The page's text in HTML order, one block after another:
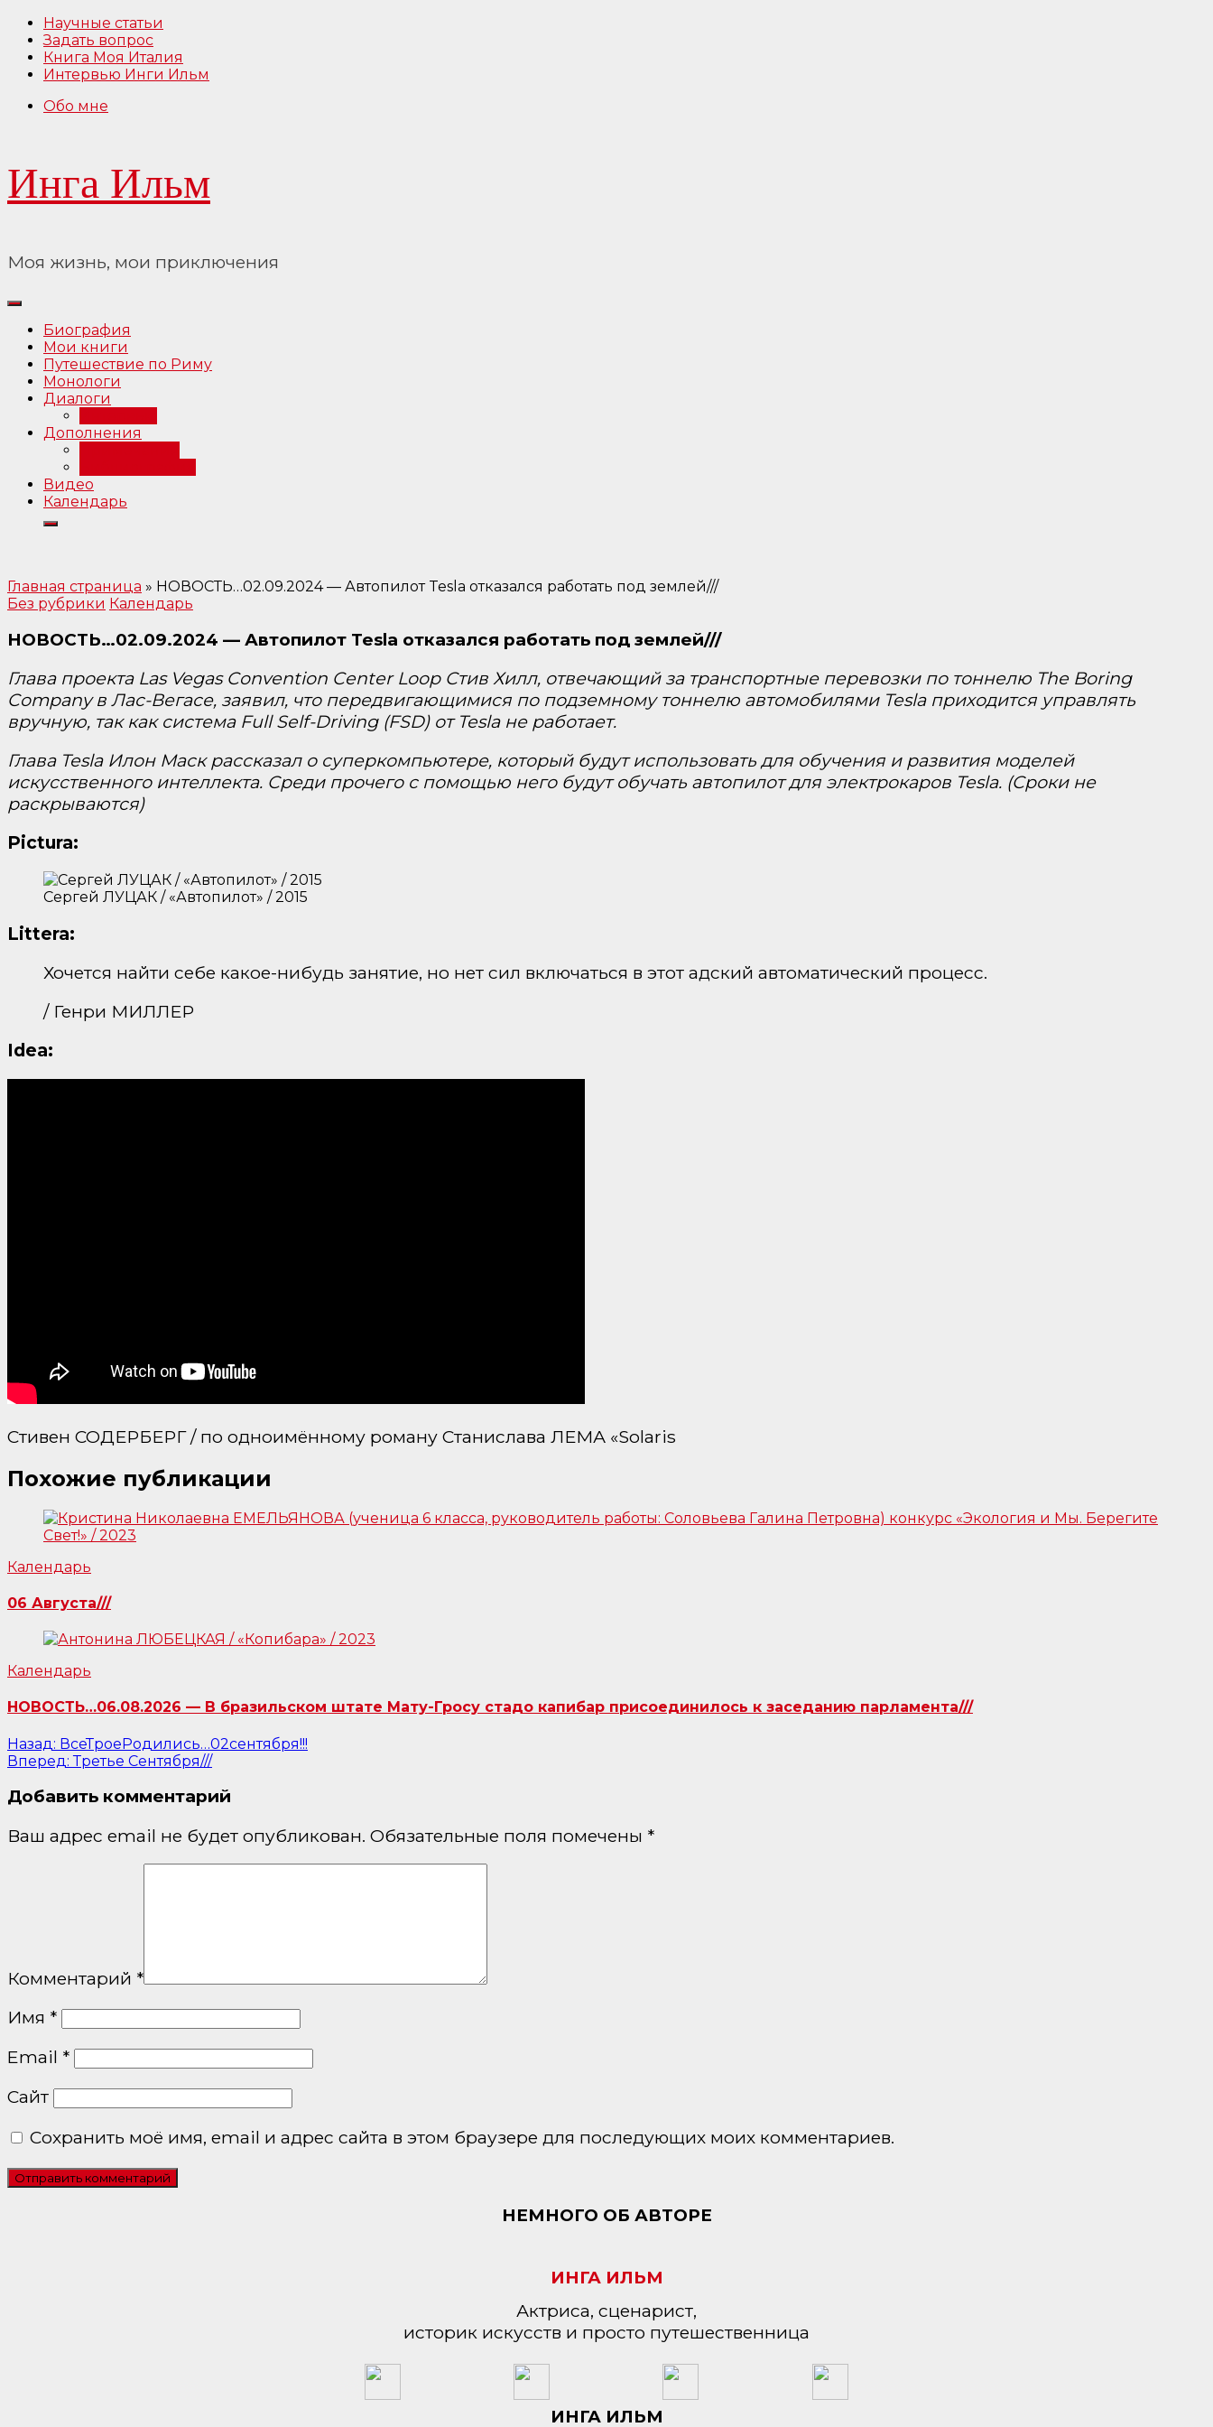
Перейти
содержимому
Научные статьи
Задать вопрос
Книга Моя Италия
Интервью Инги Ильм
Обо мне
Инга Ильм
Моя жизнь, мои приключения
Биография
Мои книги
Путешествие по Риму
Монологи
Диалоги
Дополнения
Видео
Календарь
Главная страница » НОВОСТЬ…02.09.2024 — Автопилот Tesla отказался работать под землей///
Без рубрики Календарь
НОВОСТЬ…02.09.2024 — Автопилот Tesla отказался работать под землей///
Глава проекта Las Vegas Convention Center Loop Стив Хилл, отвечающий за транспортные перевозки по тоннелю The Boring
Company в Лас-Вегасе, заявил, что передвигающимися по подземному тоннелю автомобилями Tesla приходится управлять
вручную, так как система Full Self-Driving (FSD) от Tesla не работает.
Глава Tesla Илон Маск рассказал о суперкомпьютере, который будут использовать для обучения и развития моделей
искусственного интеллекта. Среди прочего с помощью него будут обучать автопилот для электрокаров Tesla. (Сроки не
раскрываются)
Pictura:
Сергей ЛУЦАК / «Автопилот» / 2015
Littera:
Хочется найти себе какое-нибудь занятие, но нет сил включаться в этот адский автоматический процесс.
/ Генри МИЛЛЕР
Idea:
Стивен СОДЕРБЕРГ / по одноимённому роману Станислава ЛЕМА «Solaris
Похожие публикации
Календарь
06 Августа///
Календарь
НОВОСТЬ…06.08.2026 — В бразильском штате Мату-Гросу стадо капибар присоединилось к заседанию парламента///
Навигация
по
записям
Назад: ВсеТроеРодились…02сентября!!!
Вперед: Третье Сентября///
Добавить комментарий
Ваш адрес email не будет опубликован. Обязательные поля помечены *
Комментарий *
Имя *
Email *
Сайт
Сохранить моё имя, email и адрес сайта в этом браузере для последующих моих комментариев.
НЕМНОГО ОБ АВТОРЕ
ИНГА ИЛЬМ
Актриса, сценарист,
историк искусств и просто путешественница
ИНГА ИЛЬМ